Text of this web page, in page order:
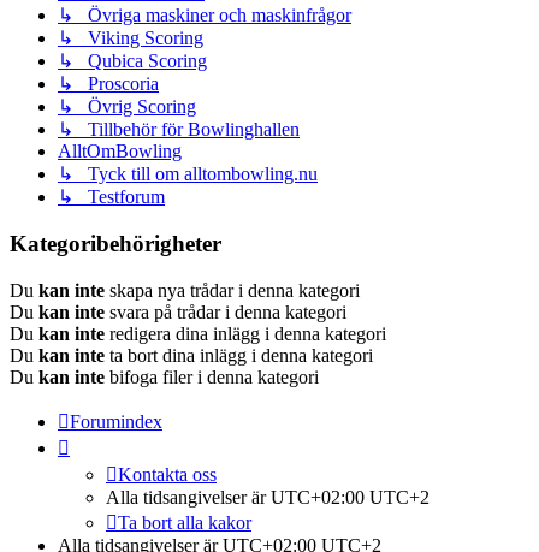
↳ Övriga maskiner och maskinfrågor
↳ Viking Scoring
↳ Qubica Scoring
↳ Proscoria
↳ Övrig Scoring
↳ Tillbehör för Bowlinghallen
AlltOmBowling
↳ Tyck till om alltombowling.nu
↳ Testforum
Kategoribehörigheter
Du kan inte skapa nya trådar i denna kategori
Du kan inte svara på trådar i denna kategori
Du kan inte redigera dina inlägg i denna kategori
Du kan inte ta bort dina inlägg i denna kategori
Du kan inte bifoga filer i denna kategori
Forumindex
Kontakta oss
Alla tidsangivelser är UTC+02:00 UTC+2
Ta bort alla kakor
Alla tidsangivelser är UTC+02:00 UTC+2